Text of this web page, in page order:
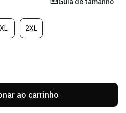
XLVariante
Esgotada
2XLVariante
Esgotada
ao carrinho